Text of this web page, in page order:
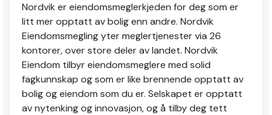
Nordvik er eiendomsmeglerkjeden for deg som er
litt mer opptatt av bolig enn andre. Nordvik
Eiendomsmegling yter meglertjenester via 26
kontorer, over store deler av landet. Nordvik
Eiendom tilbyr eiendomsmeglere med solid
fagkunnskap og som er like brennende opptatt av
bolig og eiendom som du er. Selskapet er opptatt
av nytenking og innovasjon, og å tilby deg tett